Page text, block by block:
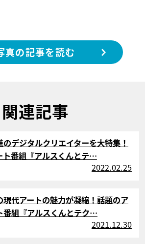
真の記事を読む
関連記事
ル
のデジタルクリエイターを大特集！
ト番組『アルスくんとテ…
2022.02.25
ル
現代アートの魅力が凝縮！話題のア
番組『アルスくんとテク…
2021.12.30